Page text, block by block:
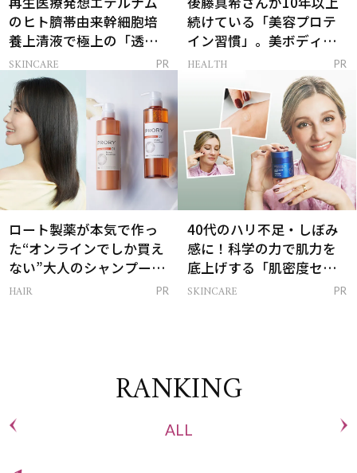
のヒト臍帯由来幹細胞培
養上清液で極上の「透明
感ハリ肌」へ
SKINCARE PR
続けている「美容プロテ
イン習慣」。美ボディを
支える朝ルーティンと
HEALTH PR
ロート製薬が本気で作っ
た“オンラインでしか買え
ない”大人のシャンプー＆
トリートメントって？
HAIR PR
40代のハリ不足・しぼみ
感に！科学の力で肌力を
底上げする「肌密度セラ
ム」
SKINCARE PR
RANKING
ALL